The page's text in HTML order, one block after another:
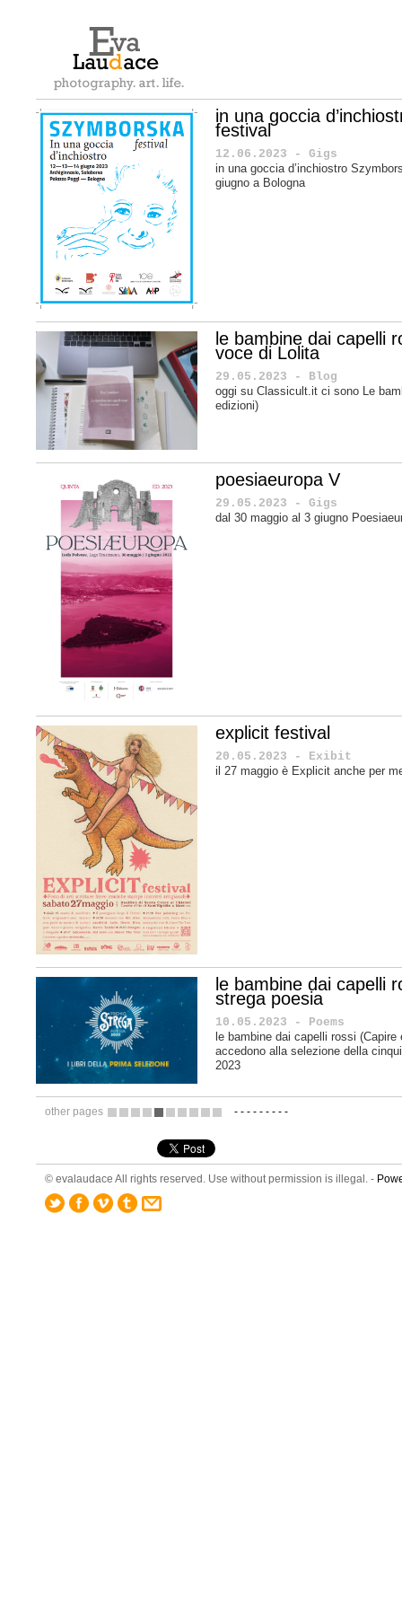
in una goccia
festival
12.06.2023 - Gigs
in una goccia d’inchiostro
giugno a Bologna
le bambine dai capelli
voce di Lolita
29.05.2023 - Blog
oggi su Classicult.it ci sono Le
edizioni)
poesiaeuropa V
29.05.2023 - Gigs
dal 30 maggio al 3 giugno
explicit festival
20.05.2023 - Exibit
il 27 maggio è Explicit anche per
le bambine dai capelli
strega poesia
10.05.2023 - Poems
le bambine dai capelli rossi
accedono alla selezione della
2023
other pages - - - - - - - - -
© evalaudace All rights reserved. Use without permission is illegal. -